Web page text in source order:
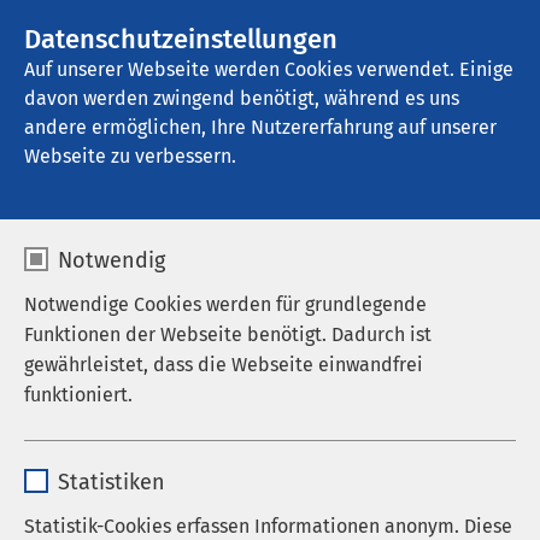
Datenschutzeinstellungen
Auf unserer Webseite werden Cookies verwendet. Einige
davon werden zwingend benötigt, während es uns
andere ermöglichen, Ihre Nutzererfahrung auf unserer
Webseite zu verbessern.
Notwendig
Notwendige Cookies werden für grundlegende
Funktionen der Webseite benötigt. Dadurch ist
gewährleistet, dass die Webseite einwandfrei
funktioniert.
Anbieter sgalinski
Statistiken
Statistik-Cookies erfassen Informationen anonym. Diese
AMEOS Poliklinikum Wernigerode
Pressemitteilungen
21.05.2025 AMEOS Klinikum Halberstadt
Neu: Termine online buchen
im AMEOS Klinikum
Halberstadt